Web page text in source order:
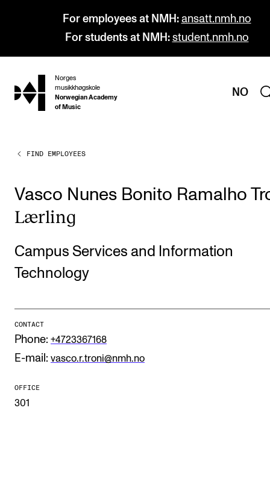
For employees at NMH: ansatt.nmh.no
For students at NMH: student.nmh.no
hjem
Norges
musikkhøgskole
Norwegian Academy
of Music
NO
PROGRAMMES
Undergraduate Programmes
Graduate Programmes
Doctoral Studies
Continuing Studies
STUDY
Exchange Programmes
FIND EMPLOYEES
Vasco Nunes Bonito Ramalho
Lærling
Campus Services and Information
Technology
CONTACT
Phone: +4723367168
E-mail: vasco.r.troni@nmh.no
OFFICE
301